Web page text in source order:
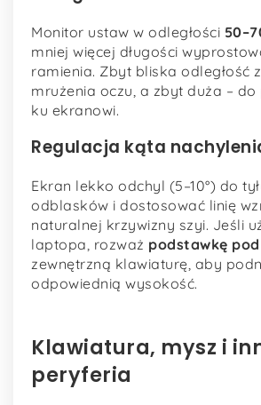
Monitor ustaw w odległości
mniej więcej długości
ramienia. Zbyt bliska odległość
mrużenia oczu, a zbyt duża –
ku ekranowi.
Regulacja kąta
Ekran lekko odchyl (5–10°) do
odblasków i dostosować linię
naturalnej krzywizny szyi. Jeśli
laptopa, rozważ podstawkę
zewnętrzną klawiaturę, aby
odpowiednią wysokość.
Klawiatura, mysz i
peryferia